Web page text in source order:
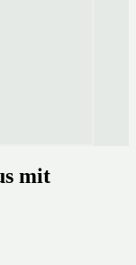
mit